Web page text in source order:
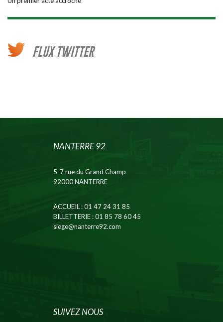
FLUX TWITTER
NANTERRE 92
5-7 rue du Grand Champ
92000 NANTERRE
ACCUEIL: 01 47 24 31 85
BILLETTERIE: 01 85 78 60 45
siege@nanterre92.com
SUIVEZ NOUS